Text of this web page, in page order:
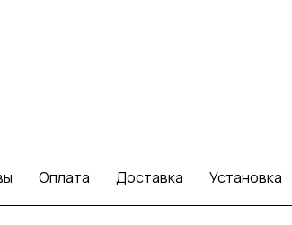
Оплата Доставка Установка